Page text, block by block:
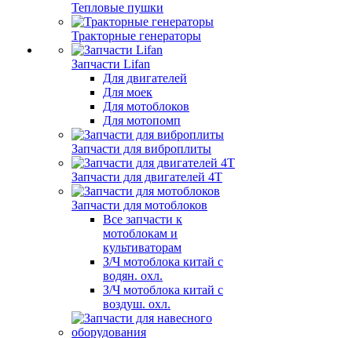
Тепловые пушки
Тракторные генераторы
Запчасти Lifan
Для двигателей
Для моек
Для мотоблоков
Для мотопомп
Запчасти для виброплиты
Запчасти для двигателей 4Т
Запчасти для мотоблоков
Все запчасти к
мотоблокам и
культиваторам
З/Ч мотоблока китай с
водян. охл.
З/Ч мотоблока китай с
воздуш. охл.